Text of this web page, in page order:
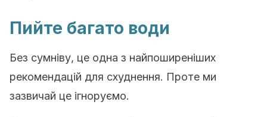
Пийте багато води
Без сумніву, це одна з найпоширеніших
рекомендацій для схуднення. Проте ми
зазвичай це ігноруємо.